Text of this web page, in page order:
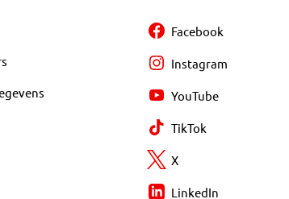
Facebook
Instagram
YouTube
TikTok
X
LinkedIn